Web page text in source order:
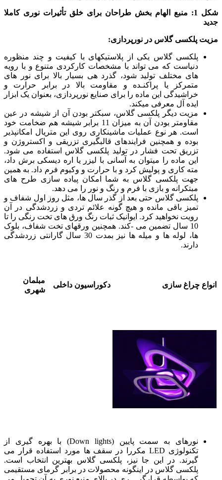
شکل 1:
منبع الهام بخش طراحان برای خلق تأثیرات نوری کاملا
جدید
مزیت پلکسی گلاس در نورپردازی:
پلکسی گلاس یکی از پلاستیکهای با کیفیت و چند منظوره
دنیاست که می تواند با مشخصات کارکردی متنوع و با رویه
های مختلف تولید شود، گذرد هی بسیار بالا برای نور های
متمرکز یا پراکنـده و مقاومت بالا در برابر حرارت و
خراشیدگی این ماده را برای صنایع نورپردازی، بعنوان یک ابزار
ایده آل معرفی میکند.
مزیت دیگر پلکسی گلاس، سبکتر بودن آن از شیشه در عین
مقاومتر بودن آن به میزان 11 برابر شیشه هم ضخامت خود
است. هر نوع عملیات ماشینکاری روی این متریال امکانپذیر
بوده و همچنین فرایندهای قالبگیری تزریقی و اکستروژن و
تزریق تحت فشار در تولید پلکسی گلاس استفاده می شود.
این ماده را میتوان به آسانی با لیزر یا اره دیسکی برش داد،
مته کاری و پولیش کرد و با حرارت و وکیوم فرم داد. به همین
جهت پلکسی گلاس به شما امکان پیاده سازی طرح های
مبتکرانه و بازی با فرم و رنگ و نور را می دهد.
پلکسی گلاس حتی بعد از گذر سال ها، مثل روز اول شفاف و
تمیز باقی مانده و هیچ گونه علائم تردی و زردشدگی در آن
رویت نخواهید کرد. ایوانیک ثبات رنگ ورق های تخت رنگی را تا
10 سال تضمین می -کند. همچنین ورقهای تخت شفاف، بلوک
ها، لوله ها و میله ها نیز بمدت 30 سال گارانتی زردشدگی
دارند.
انواع چراغ سازی دکوراسیون داخلی
مبلمان
شهری
نورهای به سمت پایین (Down lights) با بهره گیری از
تکنولوژی LED مکررا در سقف ها مورد استفاده قرار می
گیرند. در این جا نیز، پلکسی گلاس بهترین انتخاب است.
پلکسی گلاس در اینگونه محصولات در برابر گرمای مستقیمی